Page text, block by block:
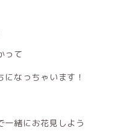
って
なっちゃいます！
一緒にお花見しよう